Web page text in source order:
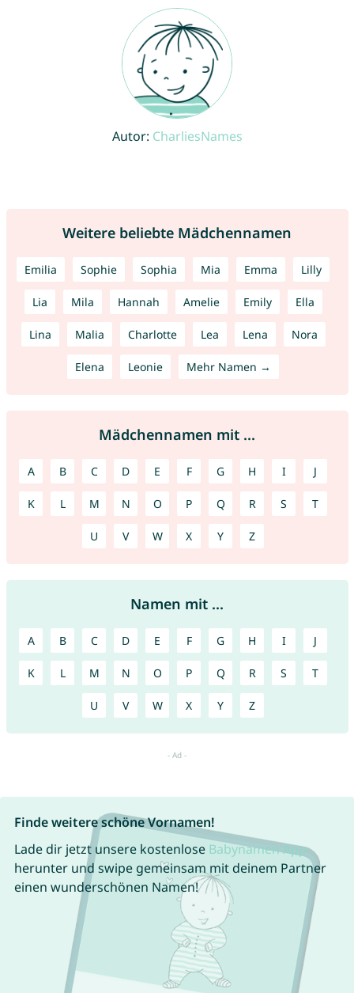
Autor: CharliesNames
Weitere beliebte Mädchennamen
Emilia Sophie Sophia Mia Emma Lilly
Lia Mila Hannah Amelie Emily Ella
Lina Malia Charlotte Lea Lena Nora
Elena Leonie Mehr Namen →
Mädchennamen mit ...
A B C D E F G H I J
K L M N O P Q R S T
U V W X Y Z
Namen mit ...
A B C D E F G H I J
K L M N O P Q R S T
U V W X Y Z
Finde weitere schöne Vornamen!
Lade dir jetzt unsere kostenlose Babynamen App
herunter und swipe gemeinsam mit deinem Partner
einen wunderschönen Namen!